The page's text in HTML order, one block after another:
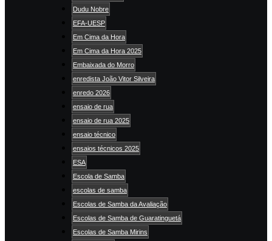
Dudu Nobre
EFA-UESP
Em Cima da Hora
Em Cima da Hora 2025
Embaixada do Morro
enredista João Vitor Silveira
enredo 2026
ensaio de rua
ensaio de rua 2025
ensaio técnico
ensaios técnicos 2025
ESA
Escola de Samba
escolas de samba
Escolas de Samba da Avaliação
Escolas de Samba de Guaratinguetá
Escolas de Samba Mirins